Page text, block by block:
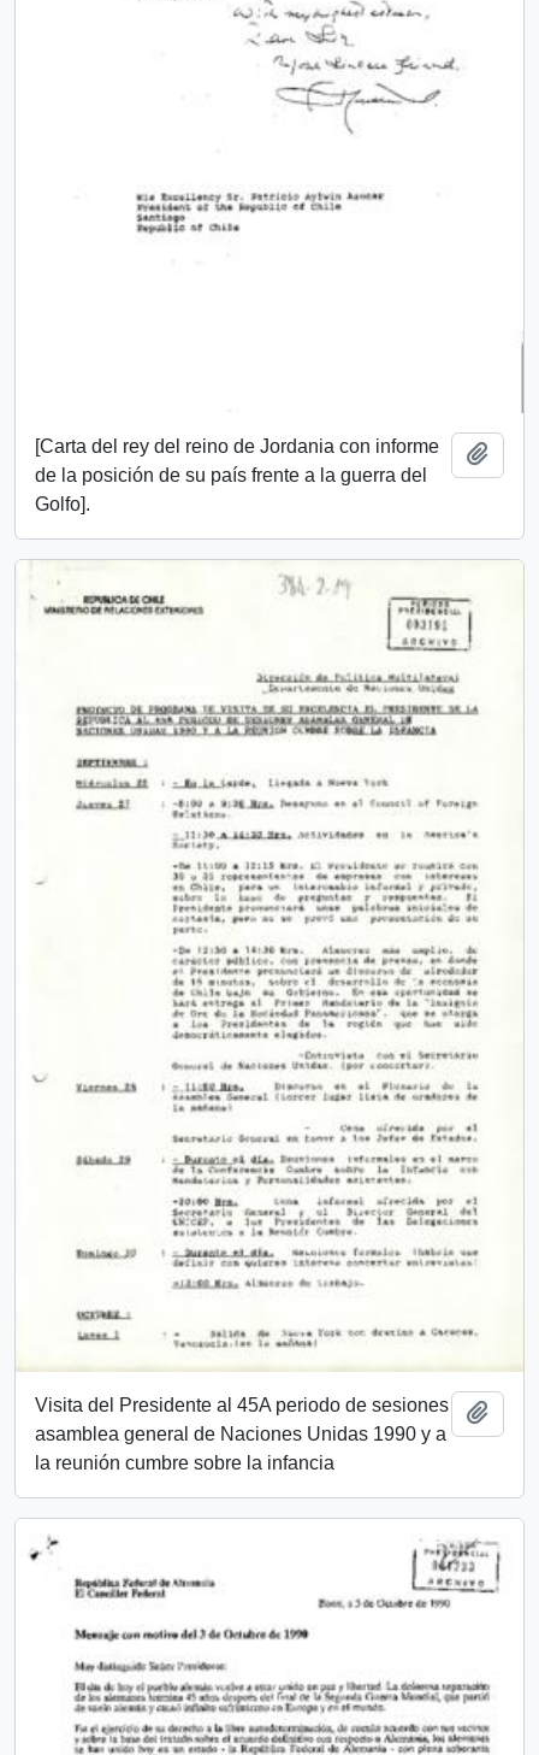
[Carta del rey del reino de Jordania con informe
de la posición de su país frente a la guerra del
Golfo].
Visita del Presidente al 45A periodo de sesiones
asamblea general de Naciones Unidas 1990 y a
la reunión cumbre sobre la infancia